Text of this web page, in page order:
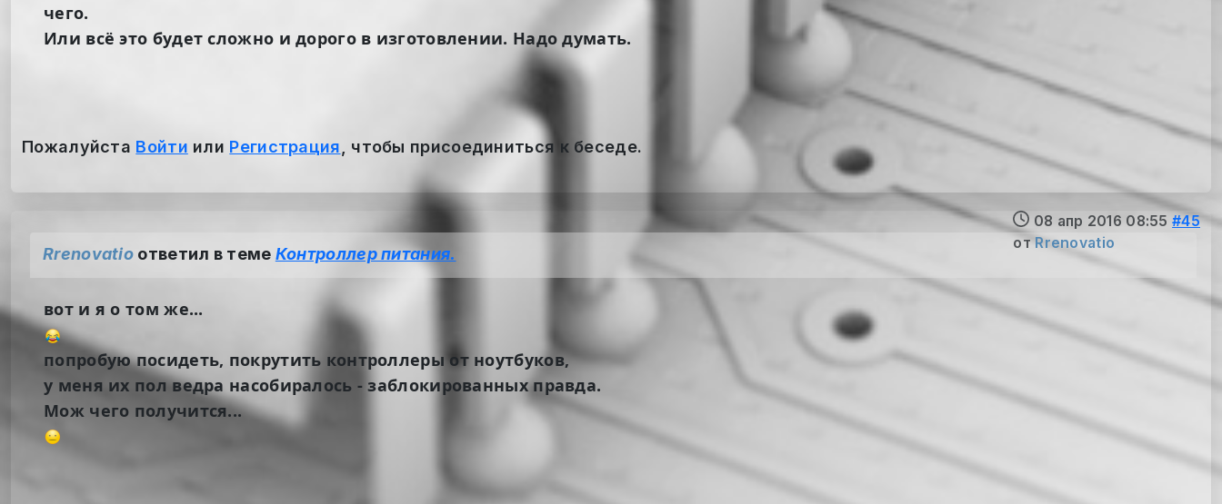
чего.
Или всё это будет сложно и дорого в изготовлении. Надо думать.
Пожалуйста Войти или Регистрация , чтобы присоединиться к беседе.
08 апр 2016 08:55 #45
отRrenovatio
Rrenovatio ответил в теме Контроллер питания.
вот и я о том же...
попробую посидеть, покрутить контроллеры от ноутбуков,
у меня их пол ведра насобиралось - заблокированных правда.
Мож чего получится...